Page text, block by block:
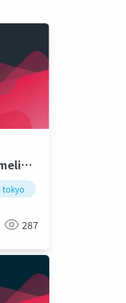
ル
unity3d
デモ
tokyo
287